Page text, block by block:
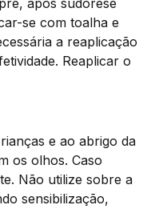
após sudorese
se com toalha e
a reaplicação
Reaplicar o
e ao abrigo da
os olhos. Caso
Não utilize sobre a
sensibilização,